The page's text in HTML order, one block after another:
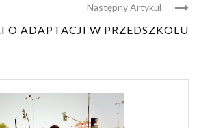
Następny Artykul
O ADAPTACJI W PRZEDSZKOLU